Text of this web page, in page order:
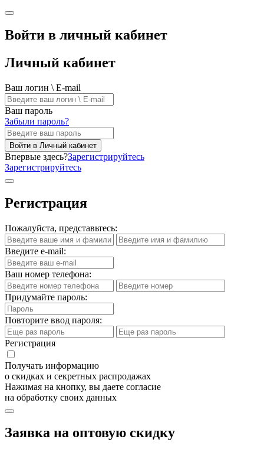
Войти в личный кабинет
Личный кабинет
Ваш логин \ E-mail
Ваш пароль
Забыли пароль?
Войти в Личный кабинет
Впервые здесь?Зарегистрируйтесь
Зарегистрируйтесь
Регистрация
Пожалуйста, представьтесь:
Введите e-mail:
Ваш номер телефона:
Придумайте пароль:
Повторите ввод пароля:
Регистрация
Получать информацию
о скидках и секретных распродажах
Нажимая на кнопку, вы даете согласие
на обработку своих данных
Заявка на оптовую скидку